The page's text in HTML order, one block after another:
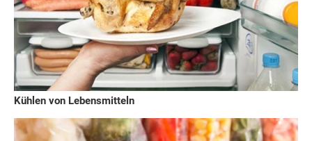
Kühlen von Lebensmitteln